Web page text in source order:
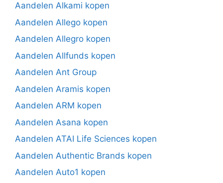
Aandelen Alkami kopen
Aandelen Allego kopen
Aandelen Allegro kopen
Aandelen Allfunds kopen
Aandelen Ant Group
Aandelen Aramis kopen
Aandelen ARM kopen
Aandelen Asana kopen
Aandelen ATAI Life Sciences kopen
Aandelen Authentic Brands kopen
Aandelen Auto1 kopen